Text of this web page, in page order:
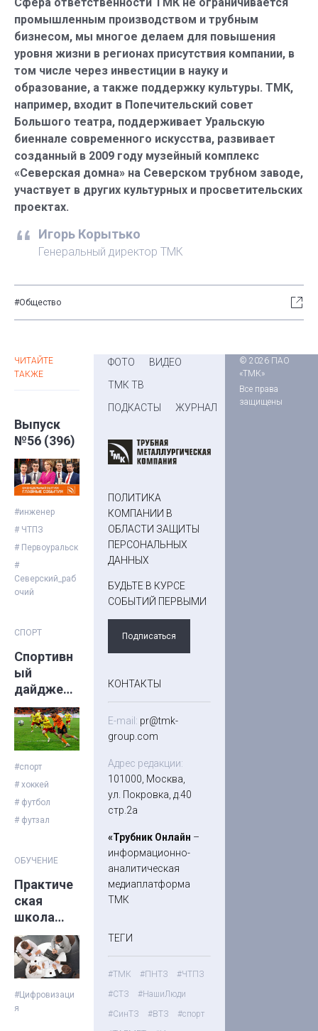
промышленным производством и трубным
бизнесом, мы многое делаем для повышения
уровня жизни в регионах присутствия компании, в
том числе через инвестиции в науку и
образование, а также поддержку культуры. ТМК,
например, входит в Попечительский совет
Большого театра, поддерживает Уральскую
биеннале современного искусства, развивает
созданный в 2009 году музейный комплекс
«Северская домна» на Северском трубном заводе,
участвует в других культурных и просветительских
проектах.
Игорь Корытько
Генеральный директор ТМК
#Общество
ЧИТАЙТЕ
ТАКЖЕ
Выпуск
№56 (396)
#инженер
# ЧТПЗ
# Первоуральск
#
Северский_раб
очий
СПОРТ
Спортивн
ый
дайджест
с ТМК: 25
марта
#спорт
# хоккей
# футбол
# футзал
ОБУЧЕНИЕ
Практиче
ская
школа
управлени
я
#Цифровизаци
я
ФОТО
ВИДЕО
ТМК ТВ
ПОДКАСТЫ
ЖУРНАЛ
ПОЛИТИКА
КОМПАНИИ В
ОБЛАСТИ ЗАЩИТЫ
ПЕРСОНАЛЬНЫХ
ДАННЫХ
БУДЬТЕ В КУРСЕ
СОБЫТИЙ ПЕРВЫМИ
Подписаться
КОНТАКТЫ
E-mail: pr@tmk-
group.com
Адрес редакции:
101000, Москва,
ул. Покровка, д.40
стр.2а
«Трубник Онлайн –
информационно-
аналитическая
медиаплатформа
ТМК
ТЕГИ
#ТМК #ПНТЗ
#ЧТПЗ
#СТЗ
#НашиЛюди
#СинТЗ
#ВТЗ
#спорт
© 2026 ПАО
«ТМК»
Все права
защищены